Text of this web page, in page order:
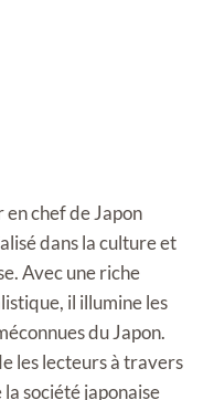
chef de Japon
dans la culture et
Avec une riche
il illumine les
du Japon.
les lecteurs à travers
société japonaise